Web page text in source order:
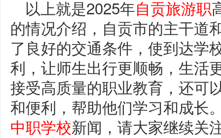
以上就是2025年自贡旅游职
的情况介绍，自贡市的主干道
了良好的交通条件，使到达学
利，让师生出行更顺畅，生活
接受高质量的职业教育，还可
和便利，帮助他们学习和成长
中职学校新闻，请大家继续关